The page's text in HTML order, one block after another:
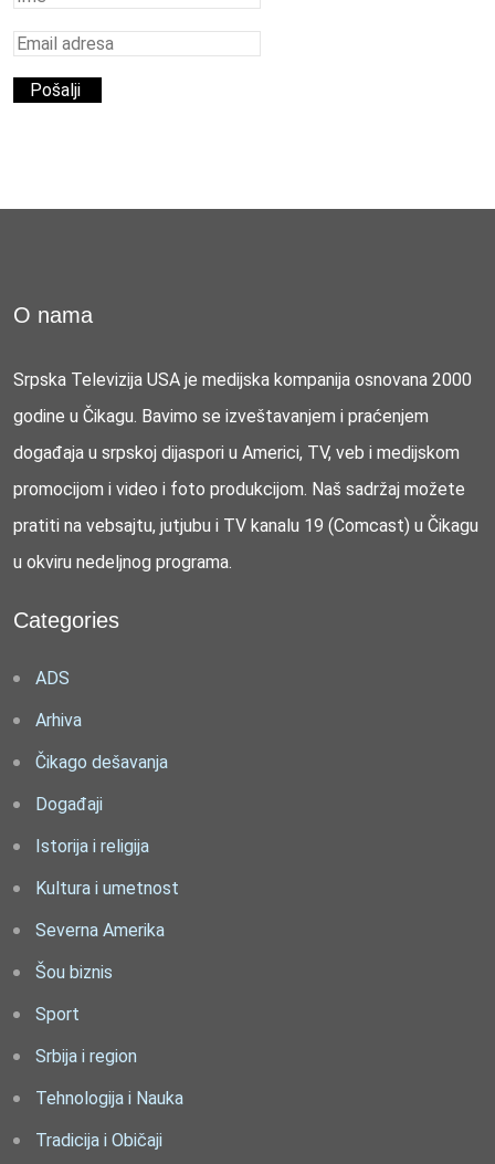
O nama
Srpska Televizija USA je medijska kompanija osnovana 2000
godine u Čikagu. Bavimo se izveštavanjem i praćenjem
događaja u srpskoj dijaspori u Americi, TV, veb i medijskom
promocijom i video i foto produkcijom. Naš sadržaj možete
pratiti na vebsajtu, jutjubu i TV kanalu 19 (Comcast) u Čikagu
u okviru nedeljnog programa.
Categories
ADS
Arhiva
Čikago dešavanja
Događaji
Istorija i religija
Kultura i umetnost
Severna Amerika
Šou biznis
Sport
Srbija i region
Tehnologija i Nauka
Tradicija i Običaji